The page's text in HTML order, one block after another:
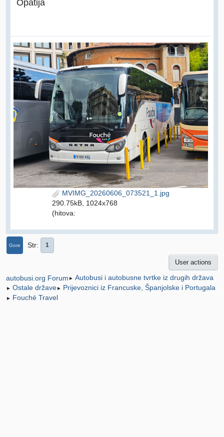
MVIMG_20260606_073521_1.jpg
290.75kB, 1024x768
(hitova:
Gore Str 1
User actions
autobusi.org Forum ► Autobusi i autobusne tvrtke iz drugih država
► Ostale države► Prijevoznici iz Francuske, Španjolske i Portugala
► Fouché Travel